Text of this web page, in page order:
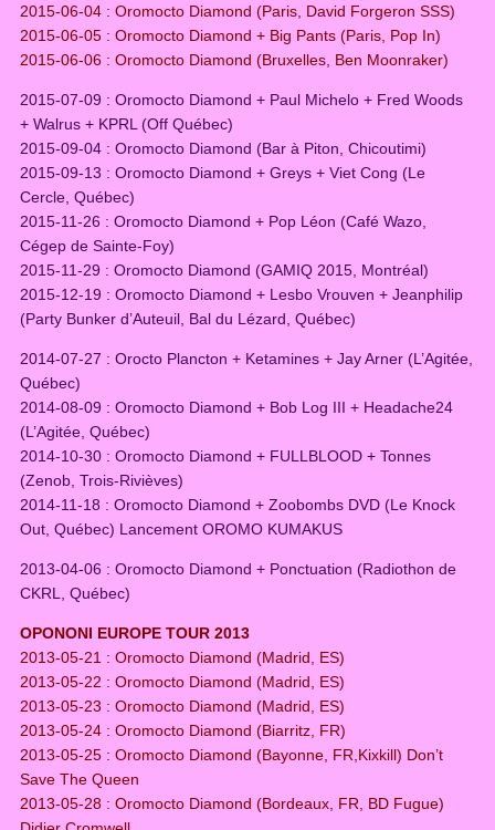
2015-06-04 : Oromocto Diamond (Paris, David Forgeron SSS)
2015-06-05 : Oromocto Diamond + Big Pants (Paris, Pop In)
2015-06-06 : Oromocto Diamond (Bruxelles, Ben Moonraker)
2015-07-09 : Oromocto Diamond + Paul Michelo + Fred Woods
+ Walrus + KPRL (Off Québec)
2015-09-04 : Oromocto Diamond (Bar à Piton, Chicoutimi)
2015-09-13 : Oromocto Diamond + Greys + Viet Cong (Le
Cercle, Québec)
2015-11-26 : Oromocto Diamond + Pop Léon (Café Wazo,
Cégep de Sainte-Foy)
2015-11-29 : Oromocto Diamond (GAMIQ 2015, Montréal)
2015-12-19 : Oromocto Diamond + Lesbo Vrouven + Jeanphilip
(Party Bunker d’Auteuil, Bal du Lézard, Québec)
2014-07-27 : Orocto Plancton + Ketamines + Jay Arner (L’Agitée,
Québec)
2014-08-09 : Oromocto Diamond + Bob Log III + Headache24
(L’Agitée, Québec)
2014-10-30 : Oromocto Diamond + FULLBLOOD + Tonnes
(Zenob, Trois-Rivièves)
2014-11-18 : Oromocto Diamond + Zoobombs DVD (Le Knock
Out, Québec) Lancement OROMO KUMAKUS
2013-04-06 : Oromocto Diamond + Ponctuation (Radiothon de
CKRL, Québec)
OPONONI EUROPE TOUR 2013
2013-05-21 : Oromocto Diamond (Madrid, ES)
2013-05-22 : Oromocto Diamond (Madrid, ES)
2013-05-23 : Oromocto Diamond (Madrid, ES)
2013-05-24 : Oromocto Diamond (Biarritz, FR)
2013-05-25 : Oromocto Diamond (Bayonne, FR,Kixkill) Don’t
Save The Queen
2013-05-28 : Oromocto Diamond (Bordeaux, FR, BD Fugue)